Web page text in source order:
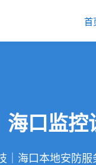
首
口监
｜海口本地安防